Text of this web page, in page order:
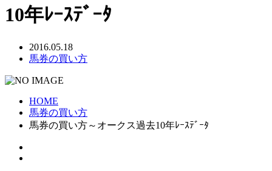
10年ﾚｰｽﾃﾞｰﾀ
2016.05.18
馬券の買い方
HOME
馬券の買い方
馬券の買い方～オークス過去10年ﾚｰｽﾃﾞｰﾀ